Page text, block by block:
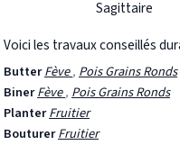
Sagittaire
Voici les travaux conseillés
ButterFève, Pois Grains Ronds
BinerFève, Pois Grains Ronds
PlanterFruitier
BouturerFruitier